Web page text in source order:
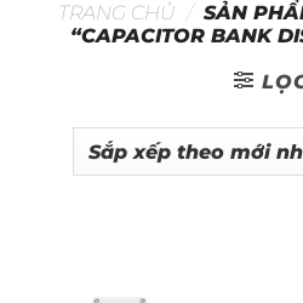
TRANG CHỦ / SẢN
“CAPACITOR BANK